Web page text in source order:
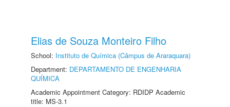
Elias de Souza Monteiro Filho
School: Instituto de Química (Câmpus de Araraquara)
Department: DEPARTAMENTO DE ENGENHARIA
QUÍMICA
Academic Appointment Category: RDIDP Academic
title: MS-3.1